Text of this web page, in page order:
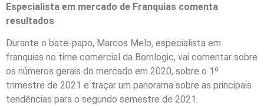
Especialista em mercado de Franquias comenta
resultados
Durante o bate-papo, Marcos Melo, especialista em
franquias no time comercial da Bornlogic, vai comentar sobre
os números gerais do mercado em 2020, sobre o 1º
trimestre de 2021 e traçar um panorama sobre as principais
tendências para o segundo semestre de 2021.